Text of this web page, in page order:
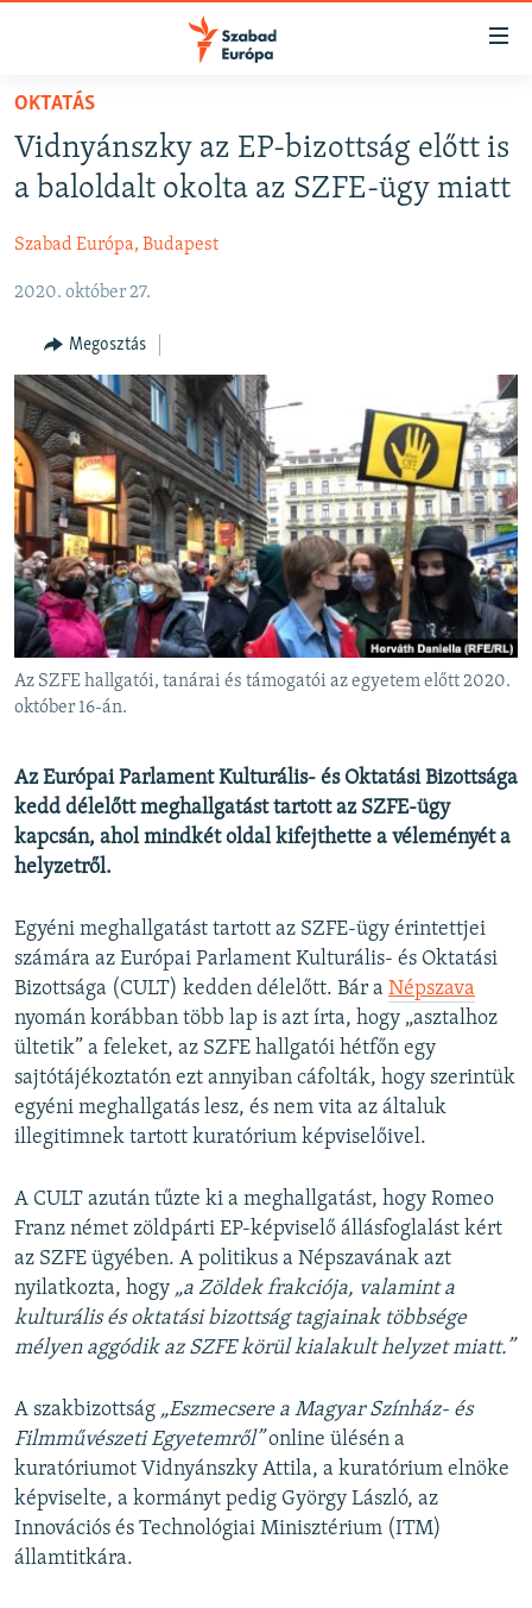
Akadálymentes
Ugrás
oldalra
Ugrás
NAPIRENDEN
AKTUÁLIS
VIDEÓK
ELEMZŐ
NER15
SZABADON
TÁRSADALOM
DEMOKRÁCIA
A PÉNZ NYOMÁBAN
EURÓPAI UNIÓ
VILÁG
KLÍMAVÁLTOZÁS
A MÚLT TANULSÁGAI
Valamennyi RFE/RL weboldal
OKTATÁS
Vidnyánszky az EP-bizottság előtt is
a baloldalt okolta az SZFE-ügy miatt
Szabad Európa, Budapest
2020. október 27.
Megosztás
Az SZFE hallgatói, tanárai és támogatói az egyetem előtt 2020.
október 16-án.
Az Európai Parlament Kulturális- és Oktatási Bizottsága
kedd délelőtt meghallgatást tartott az SZFE-ügy
kapcsán, ahol mindkét oldal kifejthette a véleményét a
helyzetről.
Egyéni meghallgatást tartott az SZFE-ügy érintettjei
számára az Európai Parlament Kulturális- és Oktatási
Bizottsága (CULT) kedden délelőtt. Bár a Népszava
nyomán korábban több lap is azt írta, hogy „asztalhoz
ültetik” a feleket, az SZFE hallgatói hétfőn egy
sajtótájékoztatón ezt annyiban cáfolták, hogy szerintük
egyéni meghallgatás lesz, és nem vita az általuk
illegitimnek tartott kuratórium képviselőivel.
A CULT azután tűzte ki a meghallgatást, hogy Romeo
Franz német zöldpárti EP-képviselő állásfoglalást kért
az SZFE ügyében. A politikus a Népszavának azt
nyilatkozta, hogy „a Zöldek frakciója, valamint a
kulturális és oktatási bizottság tagjainak többsége
mélyen aggódik az SZFE körül kialakult helyzet miatt.”
A szakbizottság „Eszmecsere a Magyar Színház- és
Filmművészeti Egyetemről”online ülésén a
kuratóriumot Vidnyánszky Attila, a kuratórium elnöke
képviselte, a kormányt pedig György László, az
Innovációs és Technológiai Minisztérium (ITM)
államtitkára.